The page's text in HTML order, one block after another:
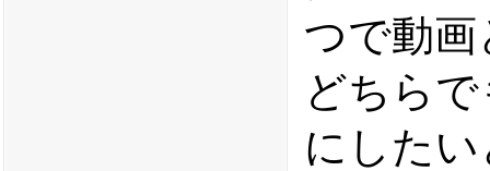
つで動
どちら
にした